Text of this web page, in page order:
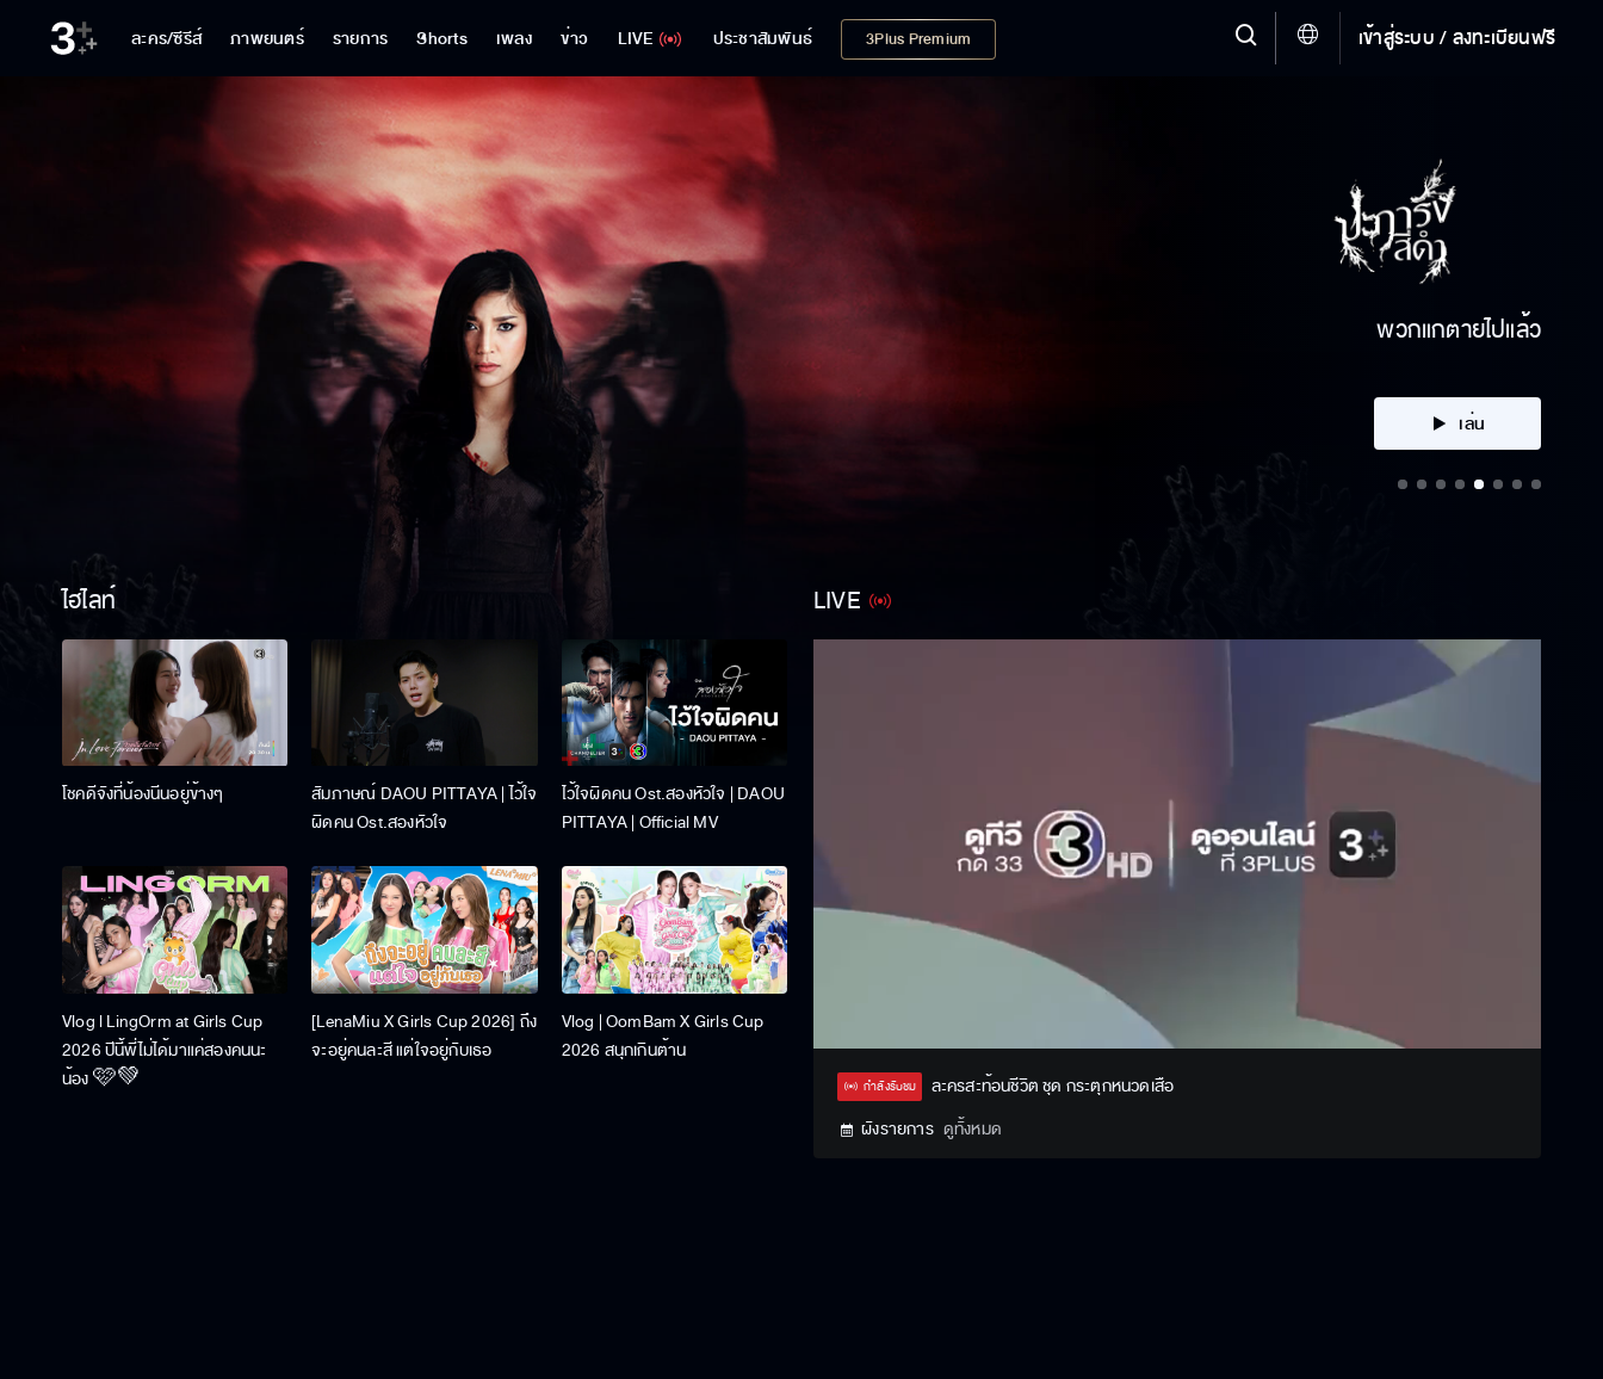
ละคร/ซีรีส์ ภาพยนตร์ รายการ Shorts เพลง ข่าว LIVE ประชาสัมพันธ์ 3Plus Premium เข้าสู่ระบบ / ลงทะเบียนฟรี
พวกแกตายไปแล้ว
เล่น
ไฮไลท์
โชคดีจังที่น้องนีนอยู่ข้างๆ
สัมภาษณ์ DAOU PITTAYA | ไว้ใจ
ผิดคน Ost.สองหัวใจ
ไว้ใจผิดคน Ost.สองหัวใจ | DAOU
PITTAYA | Official MV
Vlog l LingOrm at Girls Cup
2026 ปีนี้พี่ไม่ได้มาแค่สองคนนะ
น้อง 🩷💚
[LenaMiu X Girls Cup 2026] ถึง
จะอยู่คนละสี แต่ใจอยู่กับเธอ
Vlog | OomBam X Girls Cup
2026 สนุกเกินต้าน
LIVE
Type
กำลังรับชม
ละครสะท้อนชีวิต ชุด กระตุกหนวดเสือ
ผังรายการ ดูทั้งหมด